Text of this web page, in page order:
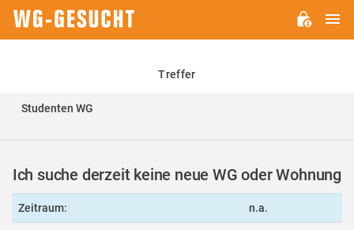
Treffer
Studenten WG
Ich suche derzeit keine neue WG oder Wohnung
Zeitraum: n.a.